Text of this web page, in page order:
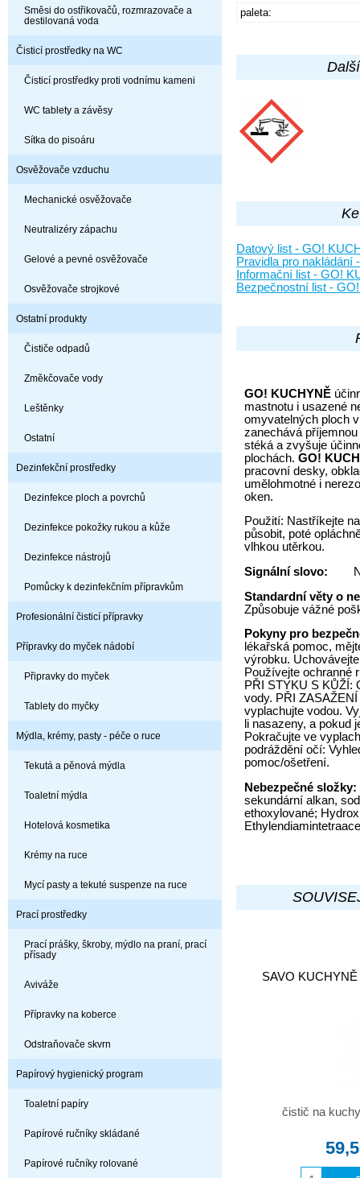
Směsi do ostřikovačů, rozmrazovače a
destilovaná voda
Čisticí prostředky na WC
Čisticí prostředky proti vodnímu kameni
WC tablety a závěsy
Sítka do pisoáru
Osvěžovače vzduchu
Mechanické osvěžovače
Neutralizéry zápachu
Gelové a pevné osvěžovače
Osvěžovače strojkové
Ostatní produkty
Čističe odpadů
Změkčovače vody
Leštěnky
Ostatní
Dezinfekční prostředky
Dezinfekce ploch a povrchů
Dezinfekce pokožky rukou a kůže
Dezinfekce nástrojů
Pomůcky k dezinfekčním přípravkům
Profesionální čisticí přípravky
Přípravky do myček nádobí
Připravky do myček
Tablety do myčky
Mýdla, krémy, pasty - péče o ruce
Tekutá a pěnová mýdla
Toaletní mýdla
Hotelová kosmetika
Krémy na ruce
Mycí pasty a tekuté suspenze na ruce
Prací prostředky
Prací prášky, škroby, mýdlo na praní, prací
přísady
Aviváže
Přípravky na koberce
Odstraňovače skvrn
Papírový hygienický program
Toaletní papíry
Papírové ručníky skládané
Papírové ručníky rolované
paleta:
Datový list - GO!
Pravidla pro nakládání
Informační list - GO!
Bezpečnostní list -
GO! KUCHYNĚ
mastnotu i usazené
omyvatelných ploch
zanechává
stéká a zvyšuje
plochách. GO!
pracovní desky,
umělohmotné i
oken.
Použití: Nastříkejte
působit, poté
vlhkou utěrkou.
Signální slovo:
Standardní věty o
Způsobuje vážné
Pokyny pro
lékařská pomoc,
výrobku.
Používejte ochranné
PŘI STYKU S KŮŽÍ:
vody. PŘI
vyplachujte vodou.
li nasazeny, a pokud
Pokračujte ve
podráždění očí:
pomoc/ošetření.
Nebezpečné složky:
sekundární alkan,
ethoxylované;
SAVO
čistič na